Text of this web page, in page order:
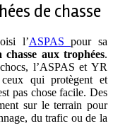
de chasse
l’ASPASpour sa
aux trophées.
l’ASPAS et YR
qui protègent et
pas chose facile. Des
sur le terrain pour
du trafic ou de la